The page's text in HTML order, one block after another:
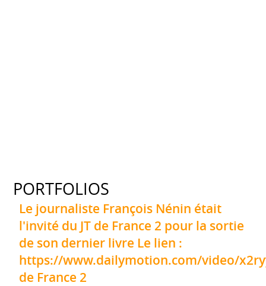
PORTFOLIOS
Le journaliste François Nénin était
l'invité du JT de France 2 pour la sortie
de son dernier livre Le lien :
https://www.dailymotion.com/video/
de France 2